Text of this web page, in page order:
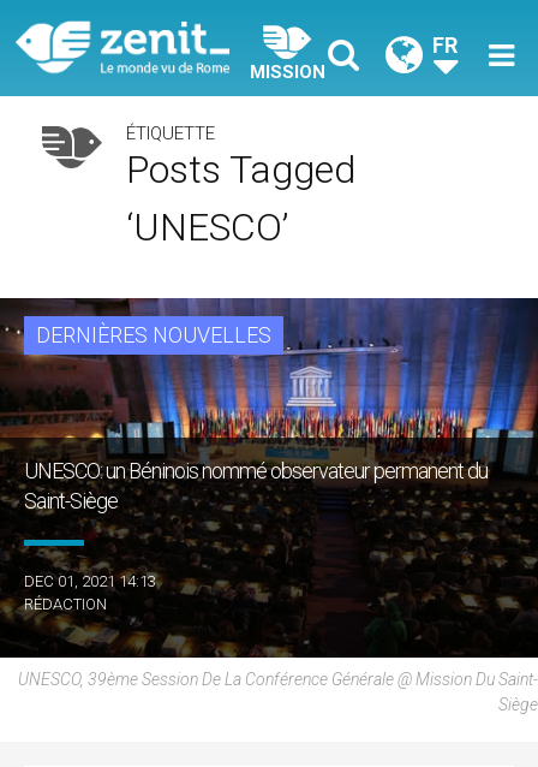
MISSION
FR
ÉTIQUETTE
Posts Tagged
‘UNESCO’
DERNIÈRES NOUVELLES
UNESCO: un Béninois nommé observateur permanent du
Saint-Siège
DEC 01, 2021 14:13
RÉDACTION
UNESCO, 39ème Session De La Conférence Générale @ Mission Du Saint-
Siège